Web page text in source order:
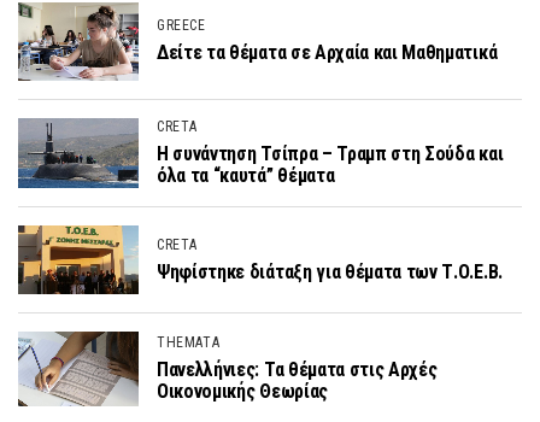
GREECE
Δείτε τα θέματα σε Αρχαία και Μαθηματικά
CRETA
Η συνάντηση Τσίπρα – Τραμπ στη Σούδα και
όλα τα “καυτά” θέματα
CRETA
Ψηφίστηκε διάταξη για θέματα των Τ.Ο.Ε.Β.
THEMATA
Πανελλήνιες: Τα θέματα στις Αρχές
Οικονομικής Θεωρίας